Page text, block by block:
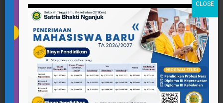
Informasi
Contact Person
pttigaanaknagari@gmail.com
Telp : +62 857-3515-2922